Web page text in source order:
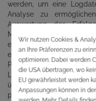
werden, um eine
Analyse zu
Auswertung des
Marketing-Kampagnen
eingebetteten
erkennen, ob und
Person geöffnet wurde
Links von der
über die in den
personenbezogenen